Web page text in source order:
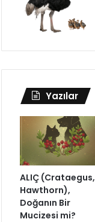
Yazılar
ALIÇ (Crataegus,
Hawthorn),
Doğanın Bir
Mucizesi mi?